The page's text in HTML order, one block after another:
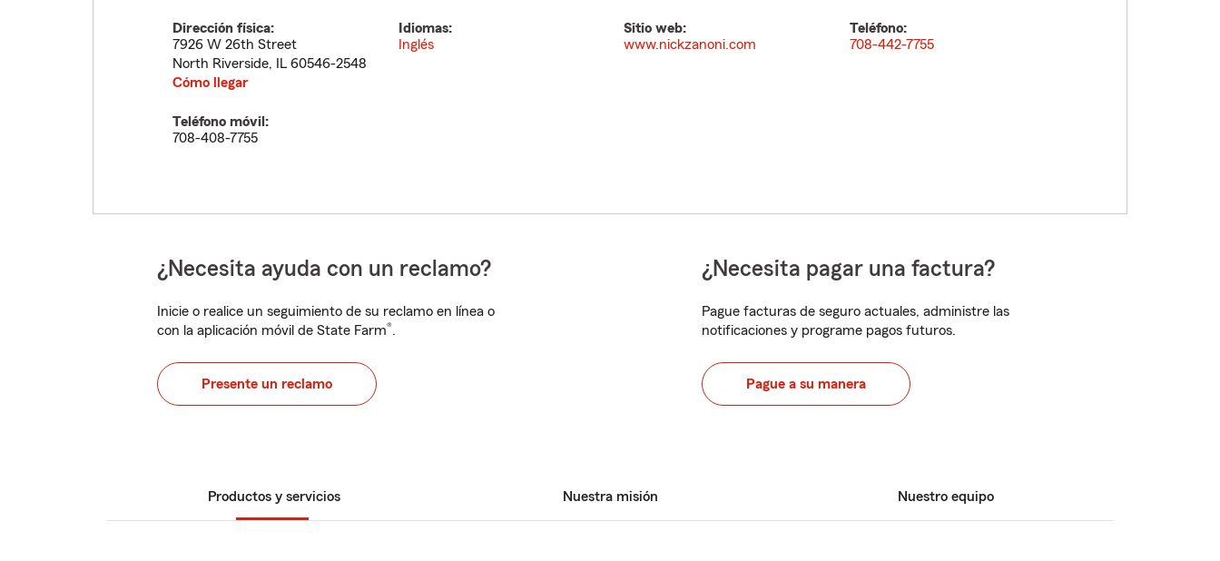
Dirección física:
7926 W 26th Street
North Riverside, IL 60546-2548
Cómo llegar
Idiomas:
Inglés
Sitio web:
www.nickzanoni.com
Teléfono:
708-442-7755
Teléfono móvil:
708-408-7755
¿Necesita ayuda con un reclamo?
Inicie o realice un seguimiento de su reclamo en línea o
con la aplicación móvil de State Farm®.
Presente un reclamo
¿Necesita pagar una factura?
Pague facturas de seguro actuales, administre las
notificaciones y programe pagos futuros.
Pague a su manera
Productos y servicios Nuestra misión Nuestro equipo